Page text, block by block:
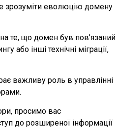
зрозуміти еволюцію домену
те, що домен був пов'язаний
або інші технічні міграції,
важливу роль в управлінні
просимо вас
до розширеної інформації